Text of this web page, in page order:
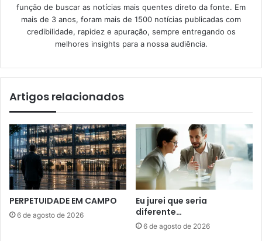
função de buscar as notícias mais quentes direto da fonte. Em
mais de 3 anos, foram mais de 1500 notícias publicadas com
credibilidade, rapidez e apuração, sempre entregando os
melhores insights para a nossa audiência.
Artigos relacionados
PERPETUIDADE EM CAMPO
6 de agosto de 2026
Eu jurei que seria
diferente…
6 de agosto de 2026